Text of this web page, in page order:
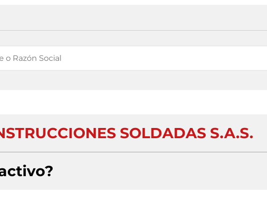
SOLDADAS S.A.S.